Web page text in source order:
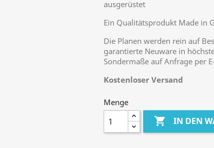
ausgerüstet
Ein Qualitätsprodukt Made in
Die Planen werden rein auf
garantierte Neuware in
Sondermaße auf Anfrage per
Kostenloser Versand
Menge
 IN DEN